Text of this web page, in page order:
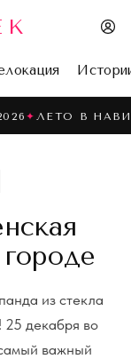
✦28°
из стекла
25 декабря во
важный